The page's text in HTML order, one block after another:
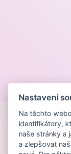
Nastavení
Na těchto
identifikátory,
naše stránky a
a zlepšovat